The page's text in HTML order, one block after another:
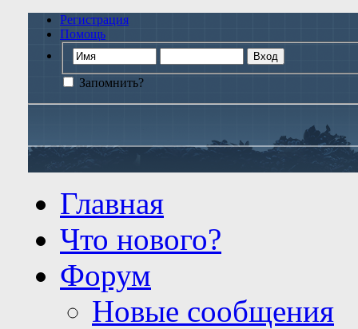
Регистрация
Помощь
Запомнить?
Главная
Что нового?
Форум
Новые сообщения